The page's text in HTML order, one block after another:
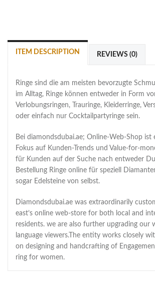
ITEM DESCRIPTION REVIEWS (0)
Ringe sind die am meisten bevorzugte
im Alltag, Ringe können entweder in Form
Verlobungsringen, Trauringe, Kleiderringe,
oder einfach nur Cocktailpartyringe sein.
Bei diamondsdubai.ae; Online-Web-Shop ist
Fokus auf Kunden-Trends und Value-for-
für Kunden auf der Suche nach entweder
Bestellung Ringe online für speziell
sogar Edelsteine ​​von selbst.
Diamondsdubai.ae was extraordinarily
east’s online web-store for both local and
residents. we are also further upgrading our
language viewers.The entity works closely
on designing and handcrafting of
ring for women.